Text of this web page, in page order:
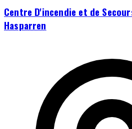
Centre D'incendie et de
Hasparren